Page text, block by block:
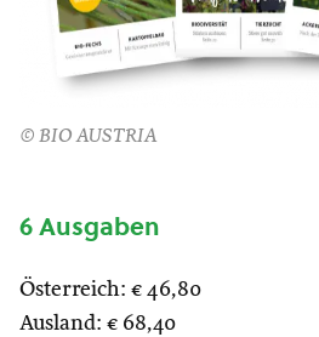
© BIO AUSTRIA
6 Ausgaben
Österreich: € 46,80
Ausland: € 68,40